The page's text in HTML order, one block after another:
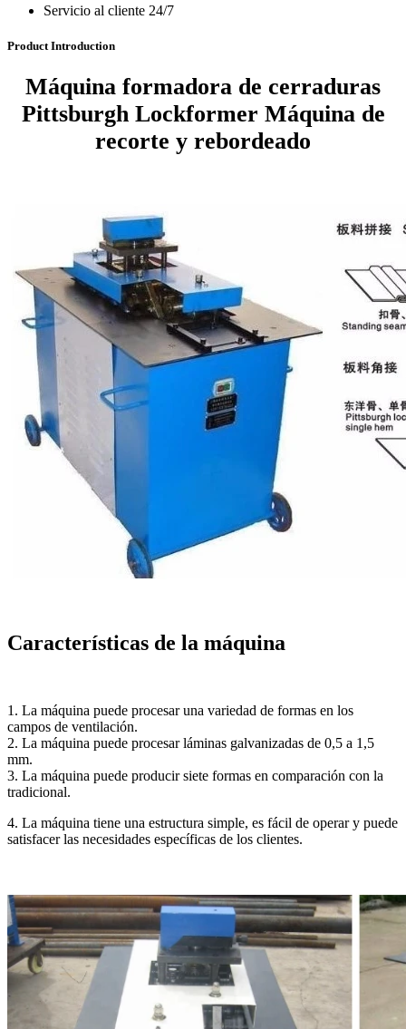
Servicio al cliente 24/7
Product Introduction
Máquina formadora de cerraduras
Pittsburgh Lockformer Máquina de
recorte y rebordeado
Características de la máquina
1. La máquina puede procesar una variedad de formas en los
campos de ventilación.
2. La máquina puede procesar láminas galvanizadas de 0,5 a 1,5
mm.
3. La máquina puede producir siete formas en comparación con la
tradicional.
4. La máquina tiene una estructura simple, es fácil de operar y puede
satisfacer las necesidades específicas de los clientes.